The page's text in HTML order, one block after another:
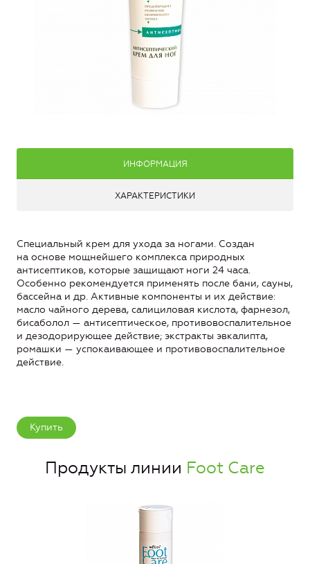
ИНФОРМАЦИЯ
ХАРАКТЕРИСТИКИ
Специальный крем для ухода за ногами. Создан
на основе мощнейшего комплекса природных
антисептиков, которые защищают ноги 24 часа.
Особенно рекомендуется применять после бани, сауны,
бассейна и др. Активные компоненты и их действие:
масло чайного дерева, салициловая кислота, фарнезол,
бисаболол — антисептическое, противовоспалительное
и дезодорирующее действие; экстракты эвкалипта,
ромашки — успокаивающее и противовоспалительное
действие.
Купить
Продукты линии Foot Care